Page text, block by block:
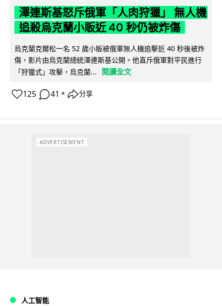
澤連斯基怒斥俄軍「人肉狩獵」 無人機
追殺烏克蘭小販近 40 秒仍被炸傷
烏克蘭克爾松一名 52 歲小販被俄軍無人機追擊近 40 秒後被炸
傷，影片由烏克蘭總統澤連斯基公開。他直斥俄軍對平民進行
「狩獵式」攻擊，烏克蘭...
閱讀全文
125 41 ↗ 分享
ADVERTISEMENT
人工智能